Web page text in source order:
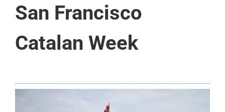
San Francisco
Catalan Week